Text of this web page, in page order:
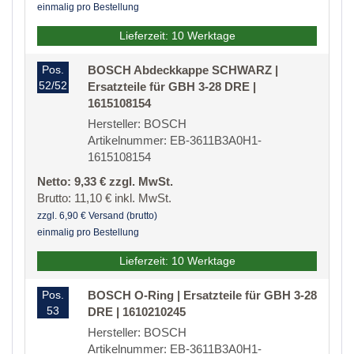
einmalig pro Bestellung
Lieferzeit: 10 Werktage
Pos.
52/52
BOSCH Abdeckkappe SCHWARZ |
Ersatzteile für GBH 3-28 DRE |
1615108154
Hersteller: BOSCH
Artikelnummer: EB-3611B3A0H1-
1615108154
Netto: 9,33 € zzgl. MwSt.
Brutto: 11,10 € inkl. MwSt.
zzgl. 6,90 € Versand (brutto)
einmalig pro Bestellung
Lieferzeit: 10 Werktage
Pos.
53
BOSCH O-Ring | Ersatzteile für GBH 3-28
DRE | 1610210245
Hersteller: BOSCH
Artikelnummer: EB-3611B3A0H1-